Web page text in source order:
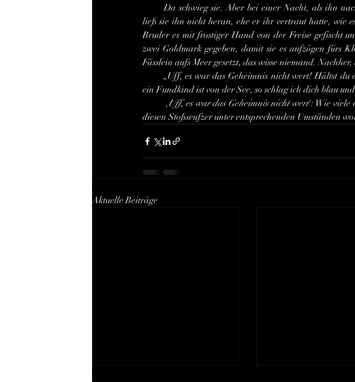
	Da schwieg sie. Aber bei einer Nacht, als ihn nach ihrem dürren Leib ehelich verlangte, da
ließ sie ihn nicht heran, ehe er ihr vertraut hatte, wie
Bruder es mit frostiger Hand von der Freise gefischt
zwei Goldmark gegeben, damit sie es aufzögen fürs
Fässlein aufs Meer gesetzt, das wisse niemand.
	„Uff, es war das Geheimnis nicht wert! Hältst du es nicht und twaddelst es aus, dass Grigorß
ein Fundkind ist von der See, so schlag ich dich blau
	 ,
Uff, es war das Geheimnis nicht wert': Wie viele
diesen Stoßseufzer unter entsprechenden Umständen
Aktuelle Beiträge